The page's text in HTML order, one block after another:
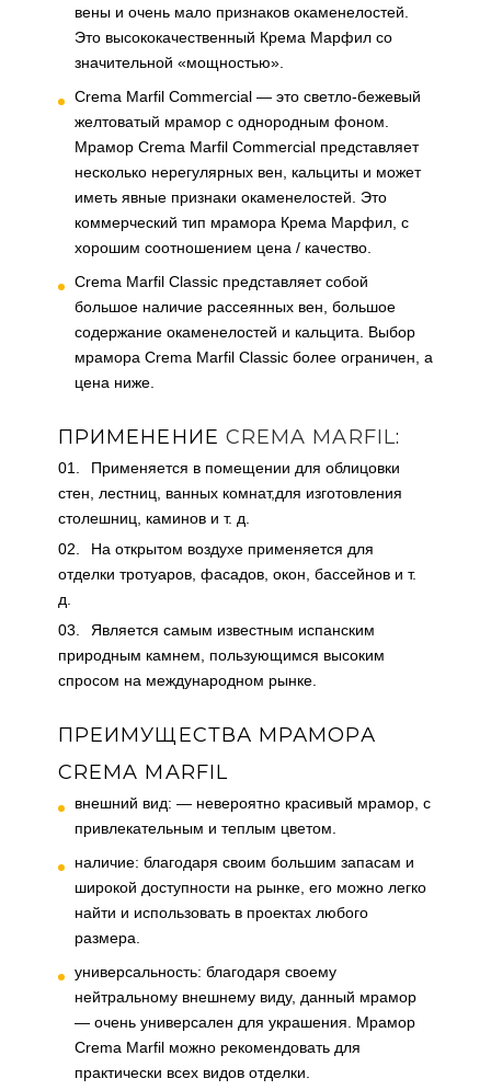
вены и очень мало признаков окаменелостей.
Это высококачественный Крема Марфил со
значительной «мощностью».
Crema Marfil Commercial — это светло-бежевый
желтоватый мрамор с однородным фоном.
Мрамор Crema Marfil Commercial представляет
несколько нерегулярных вен, кальциты и может
иметь явные признаки окаменелостей. Это
коммерческий тип мрамора Крема Марфил, с
хорошим соотношением цена / качество.
Crema Marfil Classic представляет собой
большое наличие рассеянных вен, большое
содержание окаменелостей и кальцита. Выбор
мрамора Crema Marfil Classic более ограничен, а
цена ниже.
ПРИМЕНЕНИЕ CREMA MARFIL:
Применяется в помещении для облицовки
стен, лестниц, ванных комнат,для изготовления
столешниц, каминов и т. д.
На открытом воздухе применяется для
отделки тротуаров, фасадов, окон, бассейнов и т.
д.
Является самым известным испанским
природным камнем, пользующимся высоким
спросом на международном рынке.
ПРЕИМУЩЕСТВА МРАМОРА
CREMA MARFIL
внешний вид: — невероятно красивый мрамор, с
привлекательным и теплым цветом.
наличие: благодаря своим большим запасам и
широкой доступности на рынке, его можно легко
найти и использовать в проектах любого
размера.
универсальность: благодаря своему
нейтральному внешнему виду, данный мрамор
— очень универсален для украшения. Мрамор
Crema Marfil можно рекомендовать для
практически всех видов отделки.